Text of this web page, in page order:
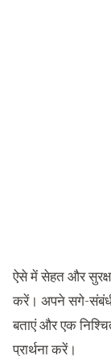
ऐसे में सेहत और
करें। अपने सगे-
बताएं और एक
प्रार्थना करें।